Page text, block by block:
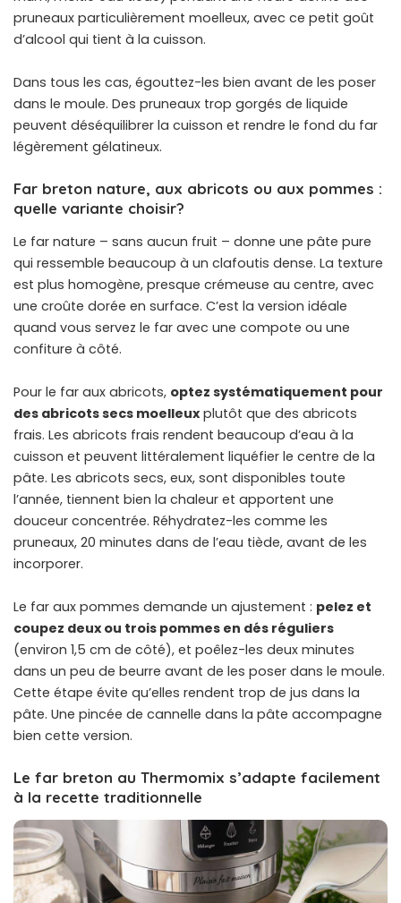
pruneaux particulièrement moelleux, avec ce petit goût
d’alcool qui tient à la cuisson.
Dans tous les cas, égouttez-les bien avant de les poser
dans le moule. Des pruneaux trop gorgés de liquide
peuvent déséquilibrer la cuisson et rendre le fond du far
légèrement gélatineux.
Far breton nature, aux abricots ou aux pommes :
quelle variante choisir?
Le far nature – sans aucun fruit – donne une pâte pure
qui ressemble beaucoup à un clafoutis dense. La texture
est plus homogène, presque crémeuse au centre, avec
une croûte dorée en surface. C’est la version idéale
quand vous servez le far avec une compote ou une
confiture à côté.
Pour le far aux abricots, optez systématiquement pour
des abricots secs moelleuxplutôt que des abricots
frais. Les abricots frais rendent beaucoup d’eau à la
cuisson et peuvent littéralement liquéfier le centre de la
pâte. Les abricots secs, eux, sont disponibles toute
l’année, tiennent bien la chaleur et apportent une
douceur concentrée. Réhydratez-les comme les
pruneaux, 20 minutes dans de l’eau tiède, avant de les
incorporer.
Le far aux pommes demande un ajustement : pelez et
coupez deux ou trois pommes en dés réguliers
(environ 1,5 cm de côté), et poêlez-les deux minutes
dans un peu de beurre avant de les poser dans le moule.
Cette étape évite qu’elles rendent trop de jus dans la
pâte. Une pincée de cannelle dans la pâte accompagne
bien cette version.
Le far breton au Thermomix s’adapte facilement
à la recette traditionnelle